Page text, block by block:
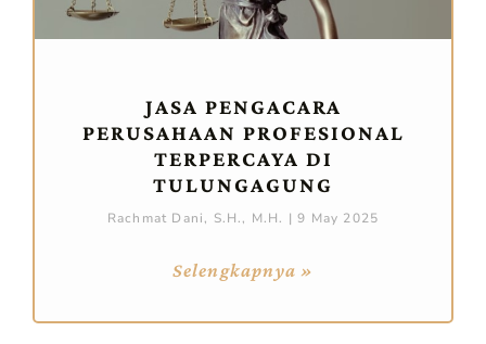
JASA PENGACARA
PERUSAHAAN PROFESIONAL
TERPERCAYA DI
TULUNGAGUNG
Rachmat Dani, S.H., M.H. 9 May 2025
Selengkapnya »